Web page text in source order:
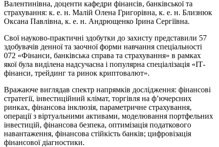
Валентинівна, доценти кафедри фінансів, банківської та
страхування: к. е. н. Малій Олена Григорівна, к. е. н. Близнюк
Оксана Павлівна, к. е. н. Андрющенко Ірина Сергіївна.
Свої науково-практичні здобутки до захисту представили 57
здобувачів денної та заочної форми навчання спеціальності
072 «Фінанси, банківська справа та страхування» в рамках
якої була виділена надсучасна і популярна спеціалізація «ІТ-
фінанси, трейдинг та ринок криптовалют».
Вражаюче виглядав спектр напрямків дослідження: фінансові
стратегії, інвестиційний клімат, торгівля на ф’ючерсних
ринках, фінансова інклюзія, параметричне страхування,
операції з віртуальними активами, моделювання портфельних
інвестицій, фінансова безпека, оптимізація податкового
навантаження, фінансова стійкість банків; цифровізація
фінансової діагностики.